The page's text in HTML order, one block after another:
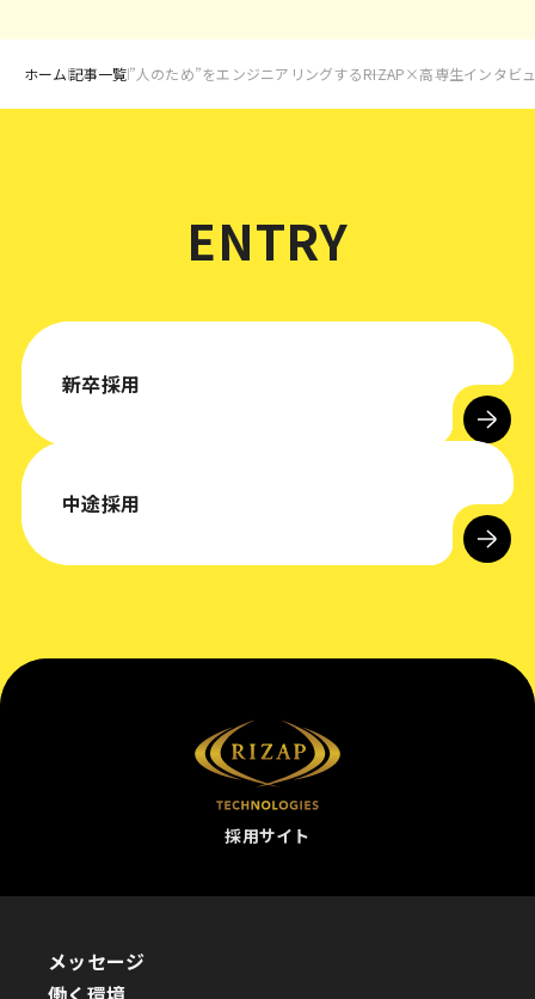
ホーム記事一覧”人のため”をエンジニアリングする――RIZAP×高専生インタビ
ENTRY
新卒採用
中途採用
採用サイト
メッセージ